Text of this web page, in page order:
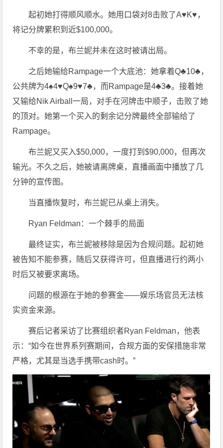
起初她打得顺风顺水。她用口袋对8击败了A♥K♥，
将记分牌累积到近$100,000。
不幸的是，布兰妮并未在这时被请出局。
之后她输给Rampage一个大底池：她拿着Q♣10♣，
公共牌为4♠4♥Q♠9♥7♣，而Rampage是4♣3♣。接着她
又输给Nik Airball一局，对手在河牌击中顺子，击败了她
的顶对。她第一个买入的剩余记分牌最终全部输给了
Rampage。
布兰妮又买入$50,000，一度打到$90,000，但再次
输光。不久之后，她被请离牌桌，直播画面中播放了几
分钟的宣传图。
当直播恢复时，布兰妮已从桌上消失。
Ryan Feldman：一个棘手的局面
最终证实，布兰妮被移除是因为合规问题。起初她
被告知不能参赛，随后又获得许可，但直播进行约两小
时后又被要求离场。
问题的根源在于她的参赛金——娱乐场官员无法核
实资金来源。
赛后记者采访了比赛组织者Ryan Feldman，他表
示：“如今在世界系列赛期间，合规方面的安保措施非常
严格，尤其是当选手携带cash时。”